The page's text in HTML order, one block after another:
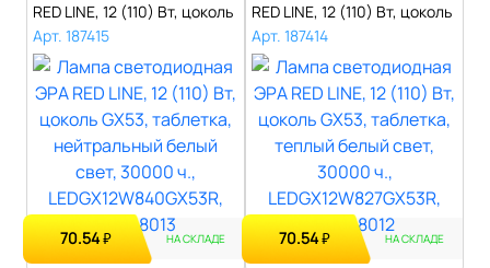
RED LINE, 12 (110) Вт, цоколь
GX..
Арт. 187415
70.54₽ НА СКЛАДЕ
RED LINE, 12 (110) Вт, цоколь
GX..
Арт. 187414
70.54₽ НА СКЛАДЕ